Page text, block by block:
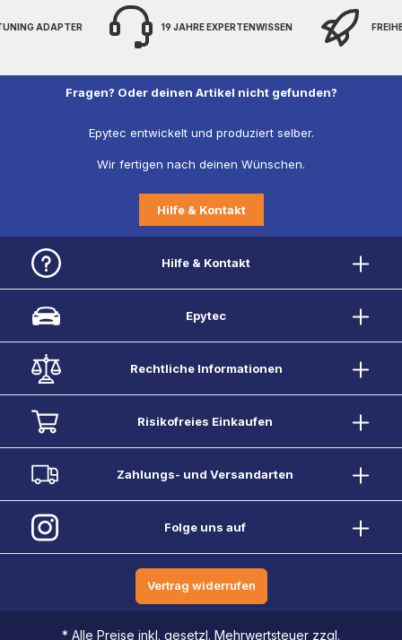
ADAPTER 19 JAHRE EXPERTENWISSEN
Fragen? Oder deinen Artikel nicht gefunden?
Epytec entwickelt und produziert selber.
Wir fertigen nach deinen Wünschen.
Hilfe & Kontakt
Hilfe & Kontakt
Epytec
Rechtliche Informationen
Risikofreies Einkaufen
Zahlungs- und Versandarten
Folge uns auf
Vertrag widerrufen
* Alle Preise inkl. gesetzl. Mehrwertsteuer zzgl.